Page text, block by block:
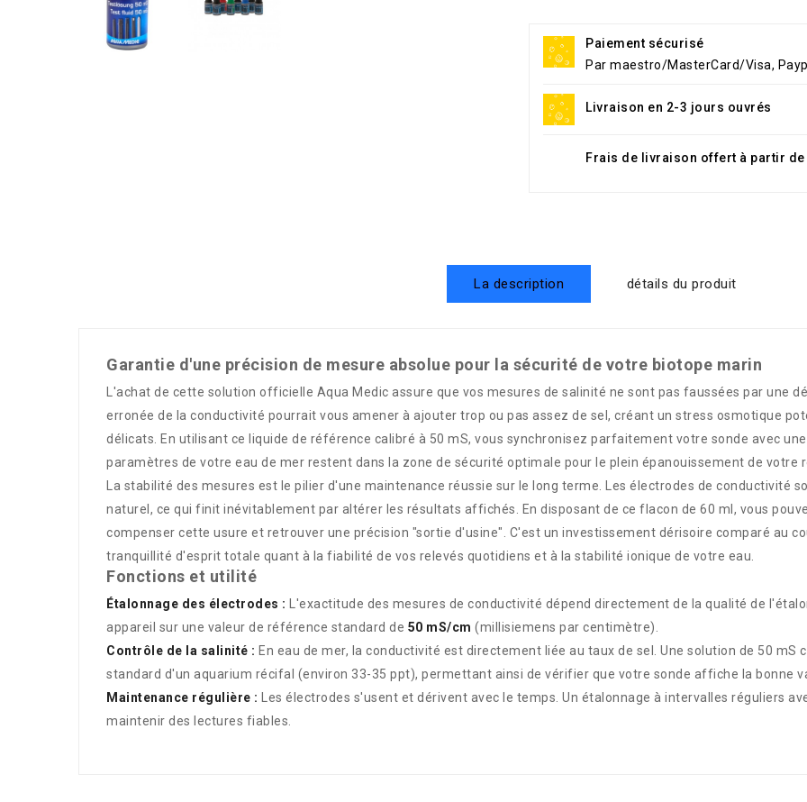
Paiement sécurisé
Par maestro/MasterCard/Visa,
Livraison en 2-3 jours ouvrés
Frais de livraison offert à partir de
La description détails du produit
Garantie d'une précision de mesure absolue pour la sécurité de votre biotope marin
L'achat de cette solution officielle Aqua Medic assure que vos mesures de salinité ne sont pas faussées par une
erronée de la conductivité pourrait vous amener à ajouter trop ou pas assez de sel, créant un stress osmotique
délicats. En utilisant ce liquide de référence calibré à 50 mS, vous synchronisez parfaitement votre sonde avec
paramètres de votre eau de mer restent dans la zone de sécurité optimale pour le plein épanouissement de votre
La stabilité des mesures est le pilier d'une maintenance réussie sur le long terme. Les électrodes de conductivité
naturel, ce qui finit inévitablement par altérer les résultats affichés. En disposant de ce flacon de 60 ml, vous
compenser cette usure et retrouver une précision "sortie d'usine". C'est un investissement dérisoire comparé au
tranquillité d'esprit totale quant à la fiabilité de vos relevés quotidiens et à la stabilité ionique de votre eau.
Fonctions et utilité
Étalonnage des électrodes : L'exactitude des mesures de conductivité dépend directement de la qualité de
appareil sur une valeur de référence standard de 50 mS/cm (millisiemens par centimètre).
Contrôle de la salinité : En eau de mer, la conductivité est directement liée au taux de sel. Une solution de 50 mS
standard d'un aquarium récifal (environ 33-35 ppt), permettant ainsi de vérifier que votre sonde affiche la bonne
Maintenance régulière : Les électrodes s'usent et dérivent avec le temps. Un étalonnage à intervalles réguliers
maintenir des lectures fiables.